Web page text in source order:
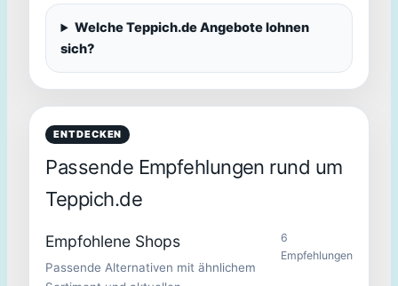
Welche Teppich.de Angebote lohnen
sich?
ENTDECKEN
Passende Empfehlungen rund um
Teppich.de
Empfohlene Shops
Passende Alternativen mit ähnlichem
6
Empfehlungen